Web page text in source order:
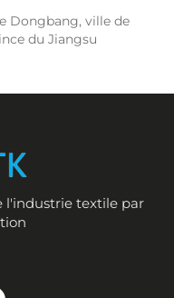
Dongbang, ville de
du Jiangsu
l'industrie textile par